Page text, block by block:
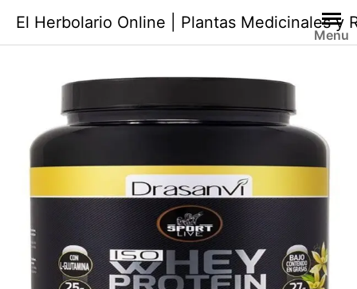
contenido
El Herbolario Online | Plantas Medicinales y
Menu